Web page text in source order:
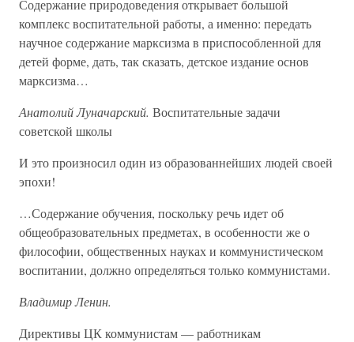
Содержание природоведения открывает большой
комплекс воспитательной работы, а именно: передать
научное содержание марксизма в приспособленной для
детей форме, дать, так сказать, детское издание основ
марксизма…
Анатолий Луначарский. Воспитательные задачи
советской школы
И это произносил один из образованнейших людей своей
эпохи!
…Содержание обучения, поскольку речь идет об
общеобразовательных предметах, в особенности же о
философии, общественных науках и коммунистическом
воспитании, должно определяться только коммунистами.
Владимир Ленин.
Директивы ЦК коммунистам — работникам